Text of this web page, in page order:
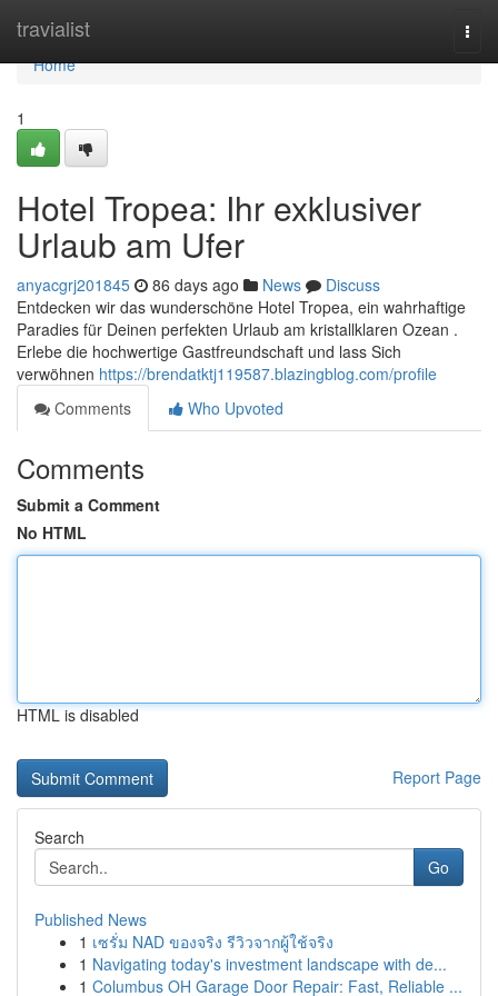
travialist
Home
Home
1
Hotel Tropea: Ihr exklusiver
Urlaub am Ufer
anyacgrj201845 86 days ago News
Discuss
Entdecken wir das wunderschöne Hotel Tropea, ein wahrhaftige
Paradies für Deinen perfekten Urlaub am kristallklaren Ozean .
Erlebe die hochwertige Gastfreundschaft und lass Sich
verwöhnen https://brendatktj119587.blazingblog.com/profile
Comments
Who Upvoted
Comments
Submit a Comment
No HTML
HTML is disabled
Report Page
Search
Go
Published News
1 เซรั่ม NAD ของจริง รีวิวจากผู้ใช้จริง
1 Navigating today's investment landscape with de...
1 Columbus OH Garage Door Repair: Fast, Reliable ...